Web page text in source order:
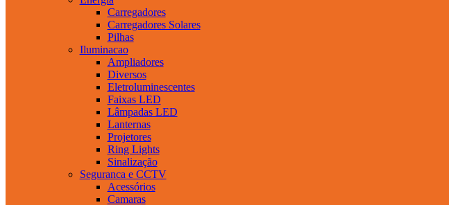
Carregadores
Carregadores Solares
Pilhas
Iluminacao
Ampliadores
Diversos
Eletroluminescentes
Faixas LED
Lâmpadas LED
Lanternas
Projetores
Ring Lights
Sinalização
Seguranca e CCTV
Acessórios
Camaras